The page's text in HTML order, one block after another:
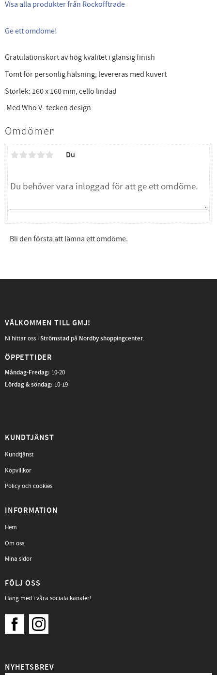
Visa alla produkter från Rockofftrade
Ge ett omdöme!
Gratulationskort av hög kvalitet i glansig finish
Tomt för personlig hälsning, levereras med kuvert
Storlek: 160 x 160 mm, cello lindad
Med Who V- tecken design
Omdömen
Du
Bli den första att lämna ett omdöme.
VÄLKOMMEN TILL GMJ!
Ni hittar oss iStrömstad på Nordby shoppingcenter.
ÖPPETTIDER
Måndag-Fredag: 10-20
Lördag & söndag: 10-19
KUNDTJÄNST
Kundtjänst
Köpvillkor
Policy och cookies
INFORMATION
Hem
Om oss
Mina sidor
FÖLJ OSS
Häng med i våra sociala kanaler!
NYHETSBREV